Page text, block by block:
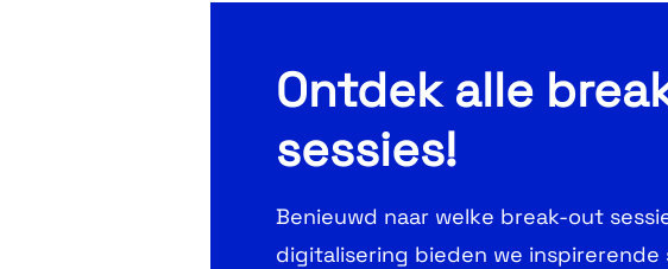
Ontdek alle
sessies!
Benieuwd naar welke break-out
digitalisering bieden we inspirerende